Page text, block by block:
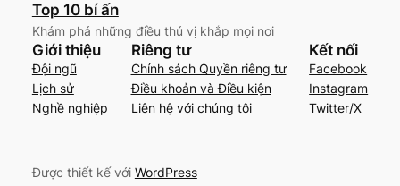
Top 10 bí ấn
Khám phá những điều thú vị khắp mọi nơi
Giới thiệu
Đội ngũ
Lịch sử
Nghề nghiệp
Riêng tư
Chính sách Quyền riêng tư
Điều khoản và Điều kiện
Liên hệ với chúng tôi
Kết nối
Facebook
Instagram
Twitter/X
Được thiết kế với WordPress